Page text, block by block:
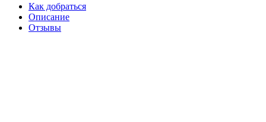
Как добраться
Описание
Отзывы